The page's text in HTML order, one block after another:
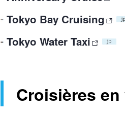
Tokyo Bay Cruising
Tokyo Water Taxi
Croisières